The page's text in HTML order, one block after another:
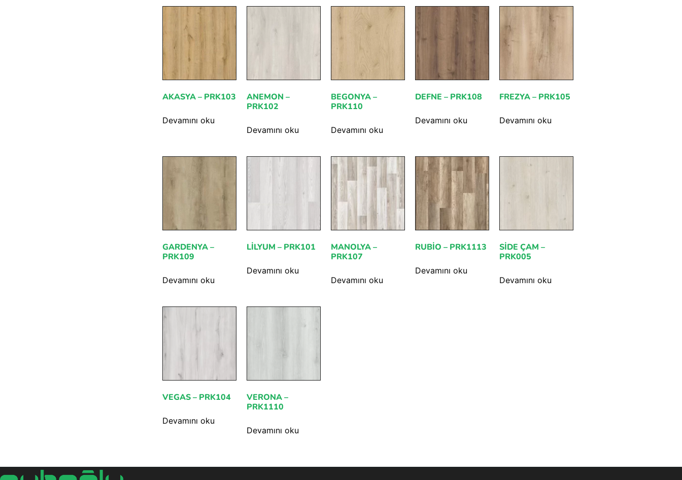
AKASYA – PRK103
Devamını oku
ANEMON –
PRK102
Devamını oku
BEGONYA –
PRK110
Devamını oku
DEFNE – PRK108
Devamını oku
FREZYA – PRK105
Devamını oku
GARDENYA –
PRK109
Devamını oku
LILYUM – PRK101
Devamını oku
MANOLYA –
PRK107
Devamını oku
RUBIO – PRK1113
Devamını oku
SIDE ÇAM –
PRK005
Devamını oku
VEGAS – PRK104
Devamını oku
VERONA –
PRK1110
Devamını oku